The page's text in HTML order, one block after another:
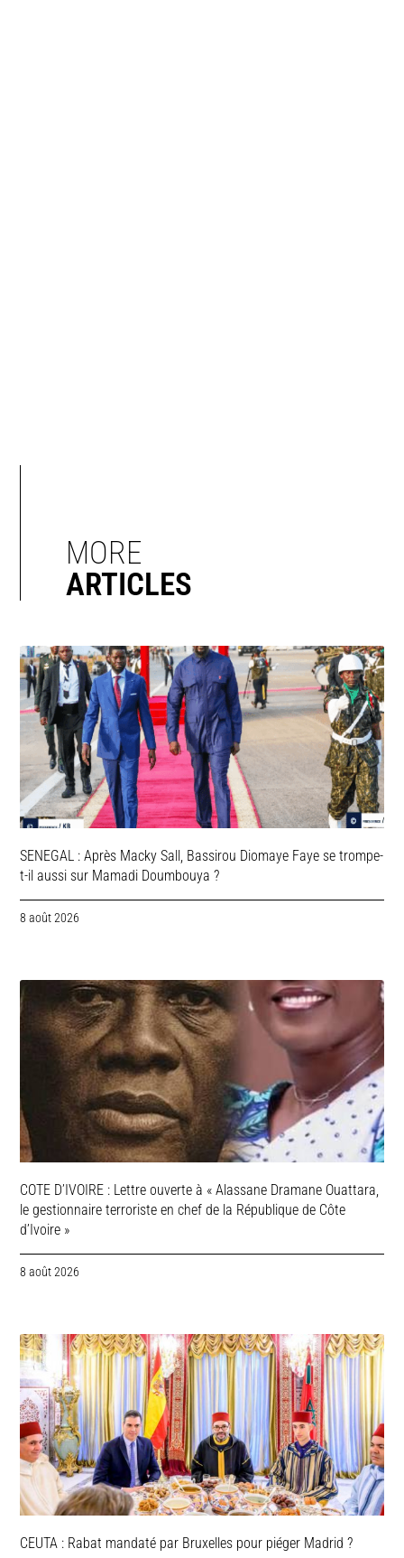
MORE
ARTICLES
SENEGAL : Après Macky Sall, Bassirou Diomaye Faye se trompe-
t-il aussi sur Mamadi Doumbouya ?
8 août 2026
COTE D’IVOIRE : Lettre ouverte à « Alassane Dramane Ouattara,
le gestionnaire terroriste en chef de la République de Côte
d’Ivoire »
8 août 2026
CEUTA : Rabat mandaté par Bruxelles pour piéger Madrid ?